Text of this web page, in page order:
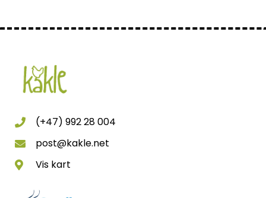
(+47) 992 28 004
post@kakle.net
Vis kart